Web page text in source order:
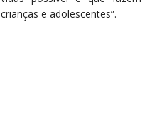
e adolescentes”.